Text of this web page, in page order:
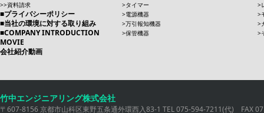
資料請求
プライバシーポリシー
当社の環境に対する取り組み
COMPANY INTRODUCTION
MOVIE
会社紹介動画
タイマー
電源機器
万引報知機器
保管機器
竹中エンジニアリング株式会社
〒607-8156 京都市山科区東野五条通外環西入83-1 TEL 075-594-7211(代) FAX